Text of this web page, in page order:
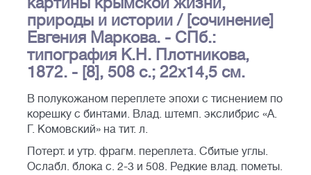
природы и истории / [сочинение]
Евгения Маркова. - СПб.:
типография К.Н. Плотникова,
1872. - [8], 508 с.; 22х14,5 см.
В полукожаном переплете эпохи с тиснением по
корешку с бинтами. Влад. штемп. экслибрис «А.
Г. Комовский» на тит. л.
Потерт. и утр. фрагм. переплета. Сбитые углы.
Ослабл. блока с. 2-3 и 508. Редкие влад. пометы.